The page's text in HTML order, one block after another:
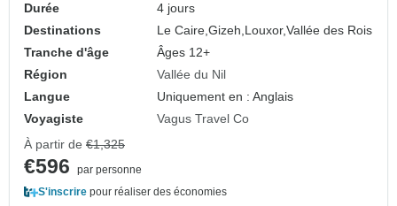
Durée
4 jours
Destinations
Le Caire,Gizeh,Louxor,Vallée des Rois
Tranche d'âge
Âges 12+
Région
Vallée du Nil
Langue
Uniquement en : Anglais
Voyagiste
Vagus Travel Co
À partir de €1,325
€596
par personne
S'inscrire pour réaliser des économies